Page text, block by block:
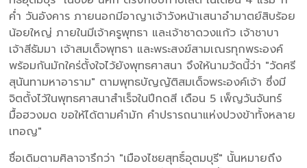
ค่ำ วันอังคาร ภายนอกมีอาญาเจ้าวังหน้าเสนาอำมาตย์สิบร้อย
น้อยใหญ่ ภายในมีเจ้าครูพุทธา และเจ้าชาดวงแก้ว เจ้าชาบา
เจ้าสีธัมมา เจ้าสมเด็จพุทธา และพระสงฆ์สามเณรทุกพระองค์
พร้อมกันมักใคร่ตั้งใจไว้ยังพุทธศาสนา จึงให้นามวัดนี้ว่า "วัดศรี
สุนันทามหาอาราม" ตามพุทธบัญญัติสมเด็จพระองค์เจ้า ซึ่งมี
จิตตั้งไว้ในพุทธศาสนาสำเร็จในปีกดสี เดือน 5 เพ็ญวันจันทร์
มื้อฮวงมด ขอให้ได้ตามคำมัก คำปรารถนาแห่งปวงข้าทั้งหลาย
เทอญ"
ชื่อเดิมตามศิลาจารึกว่า "เมืองไชยสุทธิ์อุตมบุรี" นั้นหมายถึง